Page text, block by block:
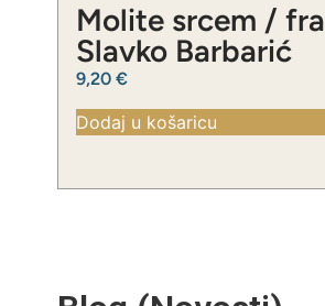
Molite srcem / fra
Slavko Barbarić
9,20 €
Dodaj u košaricu